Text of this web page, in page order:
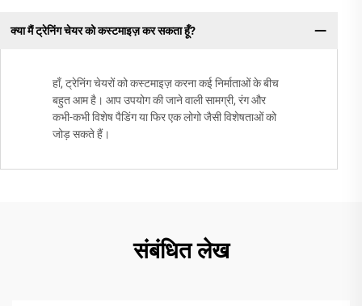
क्या मैं ट्रेनिंग चेयर को कस्टमाइज़ कर सकता हूँ?
हाँ, ट्रेनिंग चेयरों को कस्टमाइज़ करना कई निर्माताओं के बीच
बहुत आम है। आप उपयोग की जाने वाली सामग्री, रंग और
कभी-कभी विशेष पैडिंग या फिर एक लोगो जैसी विशेषताओं को
जोड़ सकते हैं।
संबंधित लेख